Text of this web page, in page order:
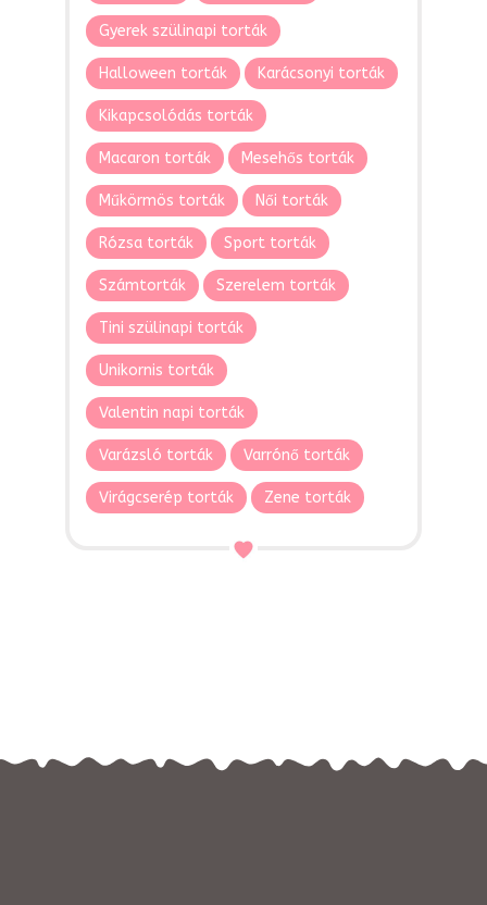
Gyerek szülinapi torták
Halloween torták Karácsonyi torták
Kikapcsolódás torták
Macaron torták Mesehős torták
Műkörmös torták Női torták
Rózsa torták Sport torták
Számtorták Szerelem torták
Tini szülinapi torták
Unikornis torták
Valentin napi torták
Varázsló torták Varrónő torták
Virágcserép torták Zene torták